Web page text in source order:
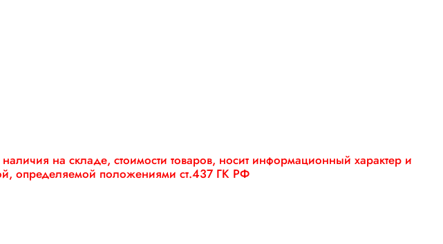
на складе, стоимости товаров, носит информационный характер и
определяемой положениями ст.437 ГК РФ